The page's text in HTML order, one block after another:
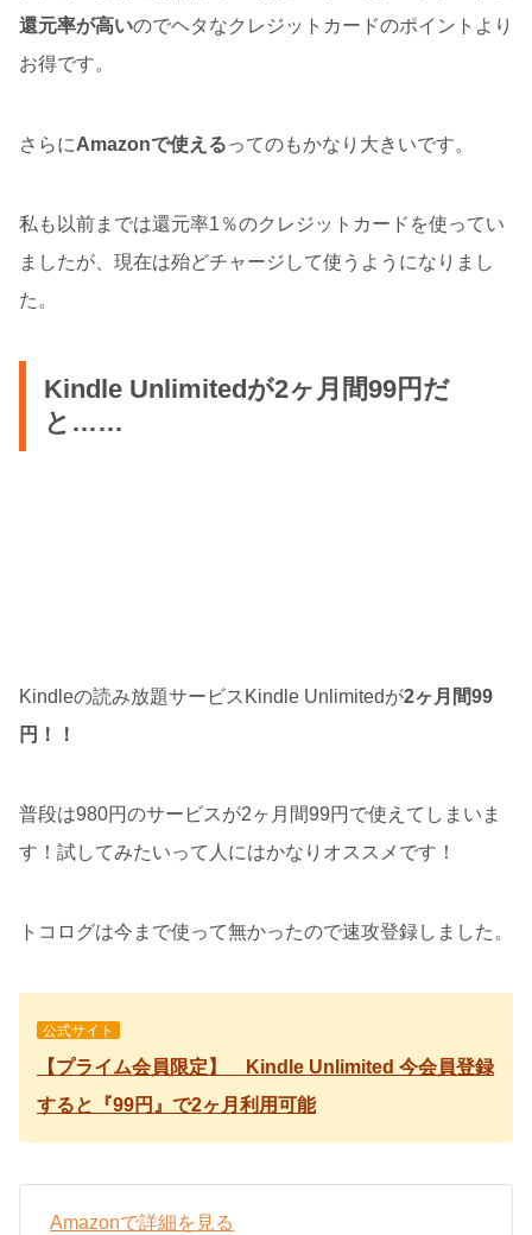
還元率が高いのでヘタなクレジットカードのポイントより
お得です。
さらにAmazonで使えるってのもかなり大きいです。
私も以前までは還元率1％のクレジットカードを使ってい
ましたが、現在は殆どチャージして使うようになりまし
た。
Kindle Unlimitedが2ヶ月間99円だ
と……
Kindleの読み放題サービスKindle Unlimitedが2ヶ月間99
円！！
普段は980円のサービスが2ヶ月間99円で使えてしまいま
す！試してみたいって人にはかなりオススメです！
トコログは今まで使って無かったので速攻登録しました。
公式サイト
【プライム会員限定】 Kindle Unlimited 今会員登録
すると『99円』で2ヶ月利用可能
Amazonで詳細を見る